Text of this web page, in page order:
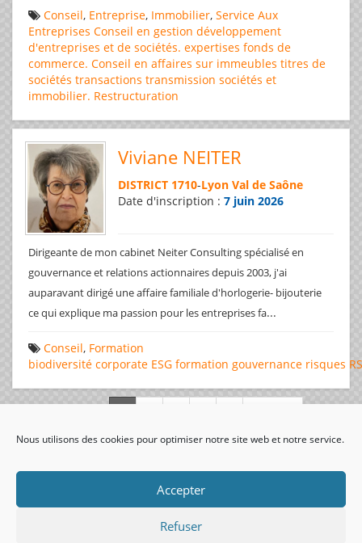
Nous utilisons des cookies pour optimiser notre site web et notre service.
Accepter
Refuser
Conseil, Entreprise, Immobilier, Service Aux
Entreprises Conseil en gestion développement
d'entreprises et de sociétés. expertises fonds de
commerce. Conseil en affaires sur immeubles titres de
sociétés transactions transmission sociétés et
immobilier. Restructuration
Viviane NEITER
DISTRICT 1710-Lyon Val de Saône
Date d'inscription : 7 juin 2026
Dirigeante de mon cabinet Neiter Consulting spécialisé en
gouvernance et relations actionnaires depuis 2003, j'ai
auparavant dirigé une affaire familiale d'horlogerie- bijouterie
ce qui explique ma passion pour les entreprises fa...
Conseil, Formation
biodiversité corporate ESG formation gouvernance risques
visiteurs uniques: